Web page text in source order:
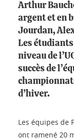
Arthur
argent et en
Jourdan,
Les
niveau de
succès de
d’hiver.
Les équipes de
ont ramené 20